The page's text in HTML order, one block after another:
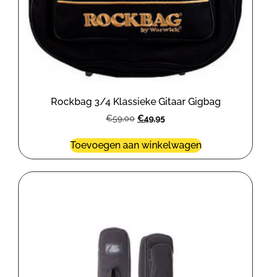
Rockbag 3/4 Klassieke Gitaar Gigbag
€59,00 €49,95
Toevoegen aan winkelwagen